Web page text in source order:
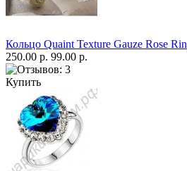
Кольцо Quaint Texture Gauze Rose Rin
250.00 р. 99.00 р.
Купить